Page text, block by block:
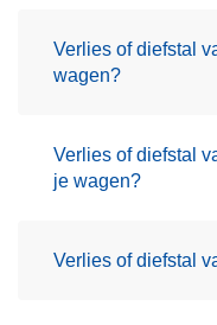
Verlies of diefstal
wagen?
Verlies of diefstal
je wagen?
Verlies of diefstal